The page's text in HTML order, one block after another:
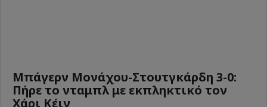
Μπάγερν Μονάχου-Στουτγκάρδη 3-0:
Πήρε το νταμπλ με εκπληκτικό τον
Χάρι Κέιν